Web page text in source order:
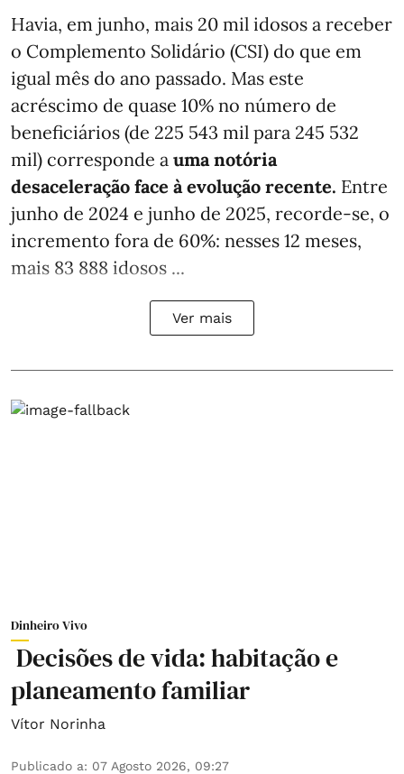
Havia, em junho, mais 20 mil idosos a receber
o Complemento Solidário (CSI) do que em
igual mês do ano passado. Mas este
acréscimo de quase 10% no número de
beneficiários (de 225 543 mil para 245 532
mil) corresponde a uma notória
desaceleração face à evolução recente. Entre
junho de 2024 e junho de 2025, recorde-se, o
incremento fora de 60%: nesses 12 meses,
mais 83 888 idosos ...
Ver mais
Dinheiro Vivo
Decisões de vida: habitação e
planeamento familiar
Vítor Norinha
Publicado a: 07 Agosto 2026, 09:27